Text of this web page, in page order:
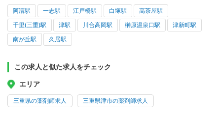
阿漕駅 一志駅 江戸橋駅 白塚駅 高茶屋駅
千里(三重)駅 津駅 川合高岡駅 榊原温泉口駅 津新町駅
南が丘駅 久居駅
この求人と似た求人をチェック
エリア
三重県の薬剤師求人 三重県津市の薬剤師求人